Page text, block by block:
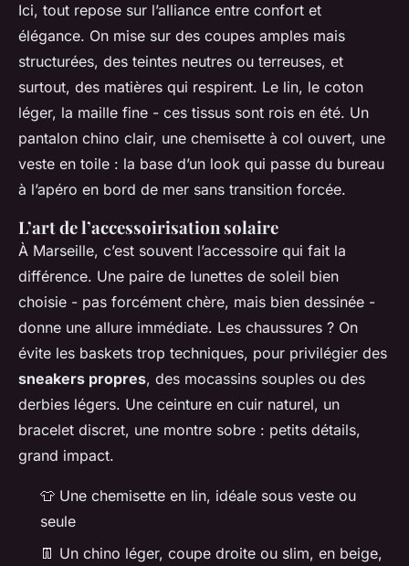
Ici, tout repose sur l’alliance entre confort et
élégance. On mise sur des coupes amples mais
structurées, des teintes neutres ou terreuses, et
surtout, des matières qui respirent. Le lin, le coton
léger, la maille fine - ces tissus sont rois en été. Un
pantalon chino clair, une chemisette à col ouvert, une
veste en toile : la base d’un look qui passe du bureau
à l’apéro en bord de mer sans transition forcée.
L’art de l’accessoirisation solaire
À Marseille, c’est souvent l’accessoire qui fait la
différence. Une paire de lunettes de soleil bien
choisie - pas forcément chère, mais bien dessinée -
donne une allure immédiate. Les chaussures ? On
évite les baskets trop techniques, pour privilégier des
sneakers propres, des mocassins souples ou des
derbies légers. Une ceinture en cuir naturel, un
bracelet discret, une montre sobre : petits détails,
grand impact.
👕 Une chemisette en lin, idéale sous veste ou
seule
👖 Un chino léger, coupe droite ou slim, en beige,